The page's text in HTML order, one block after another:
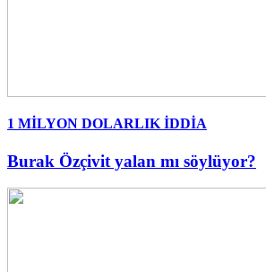
1 MİLYON DOLARLIK İDDİA
Burak Özçivit yalan mı söylüyor?